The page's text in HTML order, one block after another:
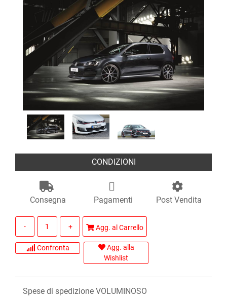
CONDIZIONI
Consegna Pagamenti Post Vendita
Agg. al Carrello
Confronta
Agg. alla
Wishlist
Spese di spedizione VOLUMINOSO